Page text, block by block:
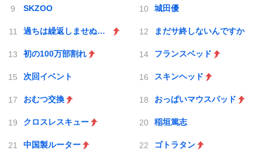
SKZOO 城田優
過ちは繰返しませぬから まだサ終しないんですか
初の100万部割れ フランスベッド
次回イベント スキンヘッド
おむつ交換 おっぱいマウスパッド
クロスレスキュー 稲垣篤志
中国製ルーター ゴトラタン